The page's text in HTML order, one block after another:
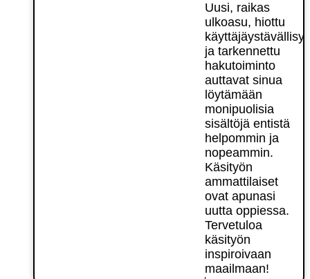
Uusi, raikas
ulkoasu, hiottu
ja tarkennettu
hakutoiminto
auttavat sinua
löytämään
monipuolisia
sisältöjä entistä
helpommin ja
nopeammin.
Käsityön
ammattilaiset
ovat apunasi
uutta oppiessa.
Tervetuloa
käsityön
inspiroivaan
maailmaan!